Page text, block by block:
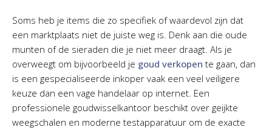
Soms heb je items die zo specifiek of waardevol zijn dat
een marktplaats niet de juiste weg is. Denk aan die oude
munten of de sieraden die je niet meer draagt. Als je
overweegt om bijvoorbeeld je goud verkopen te gaan, dan
is een gespecialiseerde inkoper vaak een veel veiligere
keuze dan een vage handelaar op internet. Een
professionele goudwisselkantoor beschikt over geijkte
weegschalen en moderne testapparatuur om de exacte